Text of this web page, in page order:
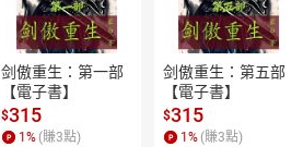
剑傲重生：第一部
【電子書】
$315
1 % (賺3點)
剑傲重生：第五部
【電子書】
$315
1 % (賺3點)